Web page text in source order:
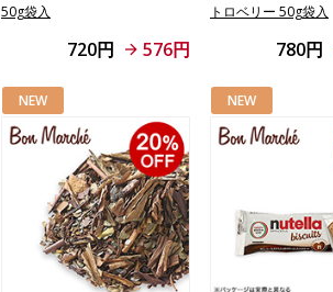
50g袋入
720円 576円
トロベリー 50g袋入
780円
NEW NEW